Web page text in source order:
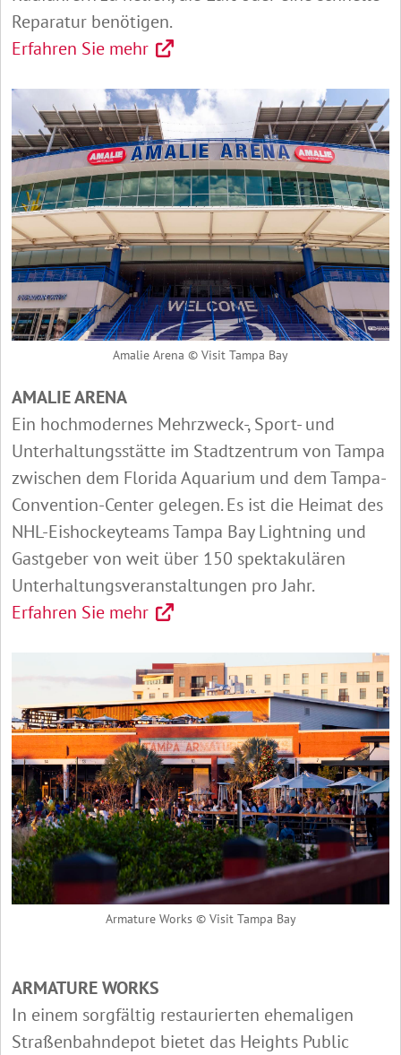
Reparatur benötigen.
Erfahren Sie mehr
Amalie Arena © Visit Tampa Bay
AMALIE ARENA
Ein hochmodernes Mehrzweck-, Sport- und
Unterhaltungsstätte im Stadtzentrum von Tampa
zwischen dem Florida Aquarium und dem Tampa-
Convention-Center gelegen. Es ist die Heimat des
NHL-Eishockeyteams Tampa Bay Lightning und
Gastgeber von weit über 150 spektakulären
Unterhaltungsveranstaltungen pro Jahr.
Erfahren Sie mehr
Armature Works © Visit Tampa Bay
ARMATURE WORKS
In einem sorgfältig restaurierten ehemaligen
Straßenbahndepot bietet das Heights Public